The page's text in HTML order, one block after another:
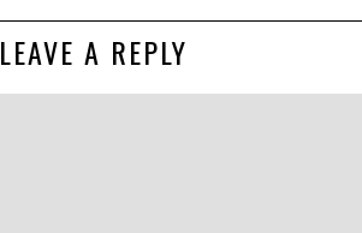
LEAVE A REPLY